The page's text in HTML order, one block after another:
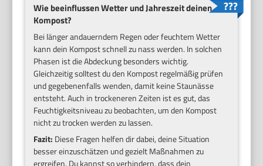
Wie beeinflussen Wetter und Jahreszeit deinen
Kompost?
Bei länger andauerndem Regen oder feuchtem Wetter
kann dein Kompost schnell zu nass werden. In solchen
Phasen ist die Abdeckung besonders wichtig.
Gleichzeitig solltest du den Kompost regelmäßig prüfen
und gegebenenfalls wenden, damit keine Staunässe
entsteht. Auch in trockeneren Zeiten ist es gut, das
Feuchtigkeitsniveau zu beobachten, um den Kompost
nicht zu trocken werden zu lassen.
Fazit: Diese Fragen helfen dir dabei, deine Situation
besser einzuschätzen und gezielt Maßnahmen zu